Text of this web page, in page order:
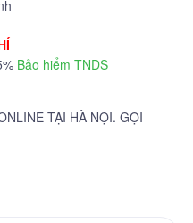
Bảo hiểm TNDS
TẠI HÀ NỘI. GỌI